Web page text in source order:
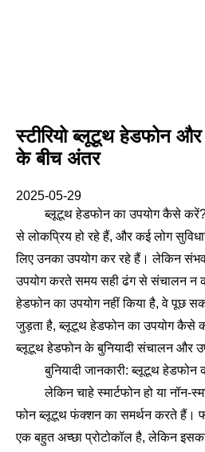
स्टीरियो ब्लूटूथ हेडफोन
के बीच अंतर
2025-05-29
ब्लूटूथ हेडफोन का उपयोग कैसे करें?
से लोकप्रिय हो रहे हैं, और कई लोग
लिए उनका उपयोग कर रहे हैं। लेकिन संभव
उपयोग करते समय सही ढंग से संचालन न
हेडफोन का उपयोग नहीं किया है, वे पूछ
जुड़ता है, ब्लूटूथ हेडफोन का उपयोग कैसे
ब्लूटूथ हेडफोन के बुनियादी संचालन और
बुनियादी जानकारी: ब्लूटूथ हेडफोन
लेकिन चाहे स्मार्टफोन हो या नॉन-
फोन ब्लूटूथ फंक्शन का समर्थन करते हैं।
एक बहुत अच्छा प्रोटोकॉल है, लेकिन